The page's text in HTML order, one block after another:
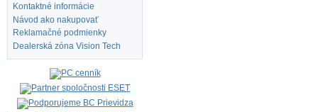
Kontaktné informácie
Návod ako nakupovať
Reklamačné podmienky
Dealerská zóna Vision Tech